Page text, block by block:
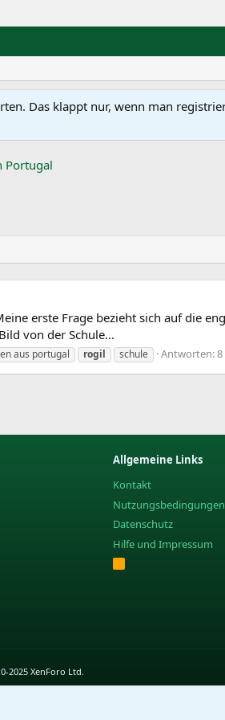
Das klappt nur, wenn man
erste Frage bezieht sich auf die
von der Schule...
aus portugal rogil schule Antworten: 8
Allgemeine Links
Kontakt
Nutzungsbedingungen
Datenschutz
Hilfe und Impressum
R
2025 XenForo Ltd.